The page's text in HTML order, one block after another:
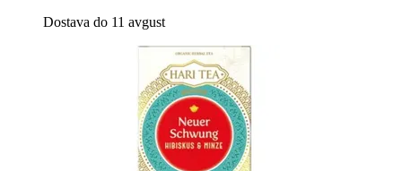
Dostava do 11 avgust